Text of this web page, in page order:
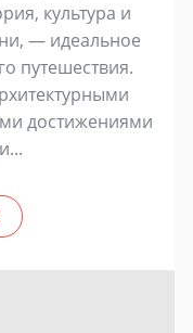
культура и
— идеальное
путешествия.
достижениями